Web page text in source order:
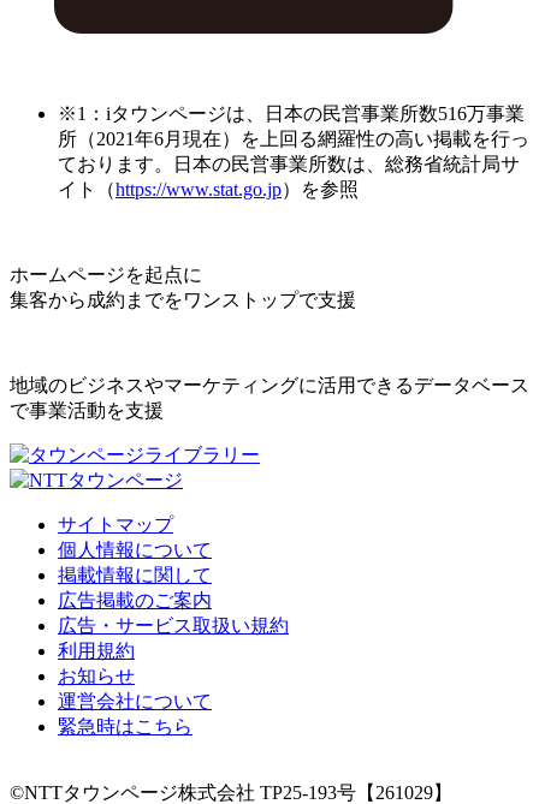
※1：iタウンページは、日本の民営事業所数516万事業
所（2021年6月現在）を上回る網羅性の高い掲載を行っ
ております。日本の民営事業所数は、総務省統計局サ
イト（https://www.stat.go.jp）を参照
ホームページを起点に
集客から成約までをワンストップで支援
地域のビジネスやマーケティングに活用できるデータベース
で事業活動を支援
サイトマップ
個人情報について
掲載情報に関して
広告掲載のご案内
広告・サービス取扱い規約
利用規約
お知らせ
運営会社について
緊急時はこちら
©NTTタウンページ株式会社 TP25-193号【261029】